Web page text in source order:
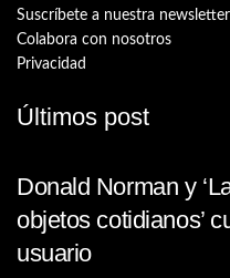
Suscríbete a nuestra newsletter
Colabora con nosotros
Privacidad
Últimos post
Donald Norman y
objetos cotidianos’
usuario